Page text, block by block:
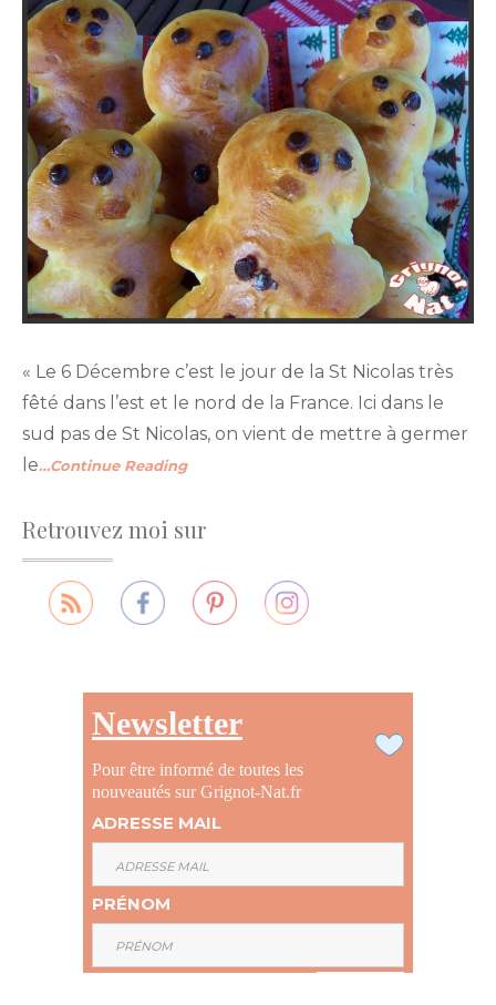
« Le 6 Décembre c’est le jour de la St Nicolas très
fêté dans l’est et le nord de la France. Ici dans le
sud pas de St Nicolas, on vient de mettre à germer
le…Continue Reading
Retrouvez moi sur
Newsletter
Pour être informé de toutes les
nouveautés sur Grignot-Nat.fr
ADRESSE MAIL
PRÉNOM